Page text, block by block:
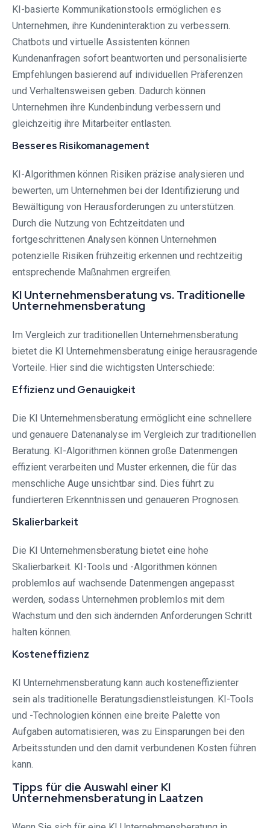
KI-basierte Kommunikationstools ermöglichen es
Unternehmen, ihre Kundeninteraktion zu verbessern.
Chatbots und virtuelle Assistenten können
Kundenanfragen sofort beantworten und personalisierte
Empfehlungen basierend auf individuellen Präferenzen
und Verhaltensweisen geben. Dadurch können
Unternehmen ihre Kundenbindung verbessern und
gleichzeitig ihre Mitarbeiter entlasten.
Besseres Risikomanagement
KI-Algorithmen können Risiken präzise analysieren und
bewerten, um Unternehmen bei der Identifizierung und
Bewältigung von Herausforderungen zu unterstützen.
Durch die Nutzung von Echtzeitdaten und
fortgeschrittenen Analysen können Unternehmen
potenzielle Risiken frühzeitig erkennen und rechtzeitig
entsprechende Maßnahmen ergreifen.
KI Unternehmensberatung vs. Traditionelle
Unternehmensberatung
Im Vergleich zur traditionellen Unternehmensberatung
bietet die KI Unternehmensberatung einige herausragende
Vorteile. Hier sind die wichtigsten Unterschiede:
Effizienz und Genauigkeit
Die KI Unternehmensberatung ermöglicht eine schnellere
und genauere Datenanalyse im Vergleich zur traditionellen
Beratung. KI-Algorithmen können große Datenmengen
effizient verarbeiten und Muster erkennen, die für das
menschliche Auge unsichtbar sind. Dies führt zu
fundierteren Erkenntnissen und genaueren Prognosen.
Skalierbarkeit
Die KI Unternehmensberatung bietet eine hohe
Skalierbarkeit. KI-Tools und -Algorithmen können
problemlos auf wachsende Datenmengen angepasst
werden, sodass Unternehmen problemlos mit dem
Wachstum und den sich ändernden Anforderungen Schritt
halten können.
Kosteneffizienz
KI Unternehmensberatung kann auch kosteneffizienter
sein als traditionelle Beratungsdienstleistungen. KI-Tools
und -Technologien können eine breite Palette von
Aufgaben automatisieren, was zu Einsparungen bei den
Arbeitsstunden und den damit verbundenen Kosten führen
kann.
Tipps für die Auswahl einer KI
Unternehmensberatung in Laatzen